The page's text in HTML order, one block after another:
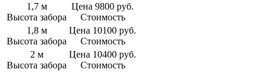
1,7 м
Высота забора
Цена 9800 руб.
Стоимость
1,8 м
Высота забора
Цена 10100 руб.
Стоимость
2 м
Высота забора
Цена 10400 руб.
Стоимость